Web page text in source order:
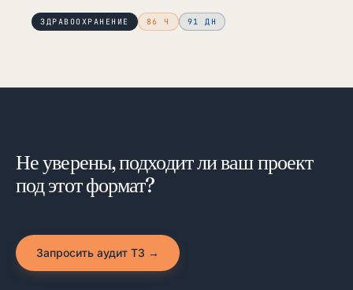
ЗДРАВООХРАНЕНИЕ 86 Ч 91 ДН
Не уверены, подходит ли ваш проект
под этот формат?
Запросить аудит ТЗ →